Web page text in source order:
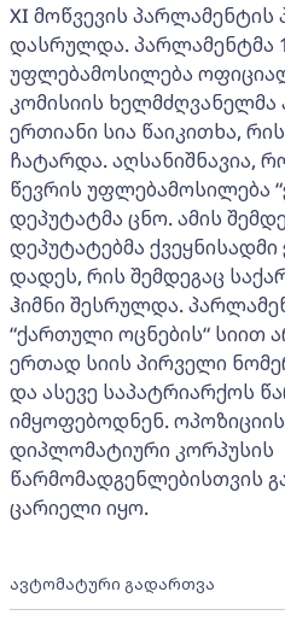
XI მოწვევის პარლამენტის
დასრულდა. პარლამენტმა
უფლებამოსილება
კომისიის
ერთიანი სია წაიკითხა,
ჩატარდა. აღსანიშნავია,
წევრის უფლებამოსილება
დეპუტატმა ცნო. ამის
დეპუტატებმა
დადეს, რის შემდეგაც
ჰიმნი შესრულდა.
“ქართული ოცნების“ სიით
ერთად სიის პირველი
და ასევე საპატრიარქოს
იმყოფებოდნენ.
დიპლომატიური კორპუსის
წარმომადგენლებისთვის
ცარიელი იყო.
ავტომატური გადართვა